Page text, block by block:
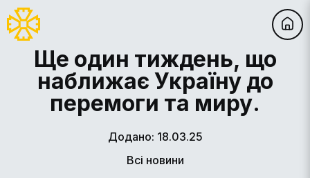
Ще один тиждень, що
наближає Україну до
перемоги та миру.
Додано: 18.03.25
Всі новини